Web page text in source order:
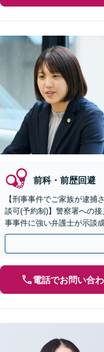
前科・前歴回避
【刑事事件でご家族が逮捕
談可(予約制)】警察署への
事事件に強い弁護士が示談
トします。【加害者側の相
電話でお問い合